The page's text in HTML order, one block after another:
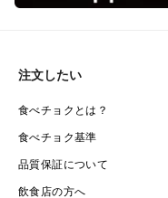
注文したい
食べチョクとは？
食べチョク基準
品質保証について
飲食店の方へ